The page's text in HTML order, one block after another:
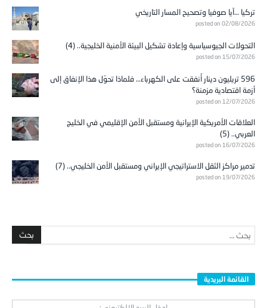
تركيا …آيا صوفيا وتصحيح المسار التاريخي
posted on 02/08/2026
التحولات الجيوسياسية وإعادة تشكيل البيئة الأمنية الخليجية.. (4)
posted on 15/07/2026
596 تريليون دينار أُنفقت على الكهرباء… فلماذا تحوّل هذا الإنفاق إلى
أزمة اقتصادية مزمنة؟
posted on 12/07/2026
العلاقات الأمريكية الإيرانية ومستقبل الأمن الإقليمي في الخليج
العربي.. (5)
posted on 16/07/2026
تدمير مراكز الثقل الاستراتيجي الإيراني ومستقبل الأمن الخليجي.. (7)
posted on 19/07/2026
القائمة البريدية